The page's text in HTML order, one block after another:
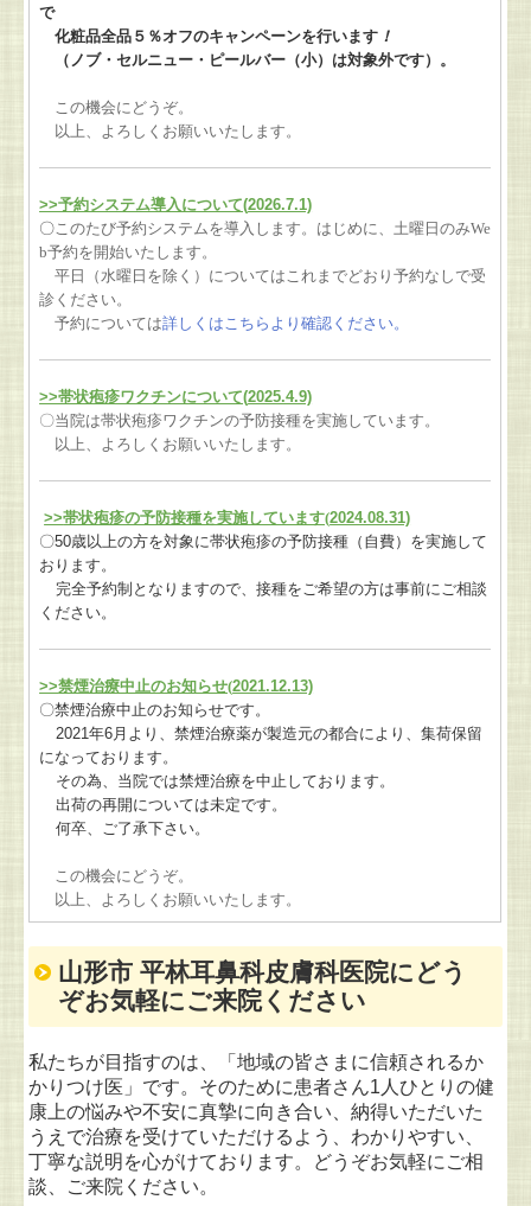
で
化粧品全品５％オフのキャンペーンを行います ！
（ノブ・セルニュー・ピールバー（小）は対象外です）。
この機会にどうぞ。
以上、よろしくお願いいたします。
>>予約システム導入について(2026.7.1)
〇このたび予約システムを導入します。 はじめに、土曜日のみWe
b予約を開始いたします。
平日（水曜日を除く）についてはこれまでどおり予約なしで受
診ください。
予約については詳しくはこちらより確認ください。
>>帯状疱疹ワクチンについて(2025.4.9)
〇当院は帯状疱疹ワクチンの予防接種を実施しています。
以上、よろしくお願いいたします。
>>帯状疱疹の予防接種を実施しています(2024.08.31)
〇50歳以上の方を対象に帯状疱疹の予防接種（自費） を実施して
おります。
完全予約制となりますので、接種をご希望の方は事前にご相談
ください。
>>禁煙治療中止のお知らせ(2021.12.13)
〇禁煙治療中止のお知らせです。
2021年6月より、禁煙治療薬が製造元の都合により、集荷保留
になっております。
その為、当院では禁煙治療を中止しております。
出荷の再開については未定です。
何卒、ご了承下さい。
この機会にどうぞ。
以上、よろしくお願いいたします。
山形市 平林耳鼻科皮膚科医院にどう
ぞお気軽にご来院ください
私たちが目指すのは、「地域の皆さまに信頼されるか
かりつけ医」です。そのために患者さん1人ひとりの健
康上の悩みや不安に真摯に向き合い、納得いただいた
うえで治療を受けていただけるよう、わかりやすい、
丁寧な説明を心がけております。どうぞお気軽にご相
談、
ご来院ください。